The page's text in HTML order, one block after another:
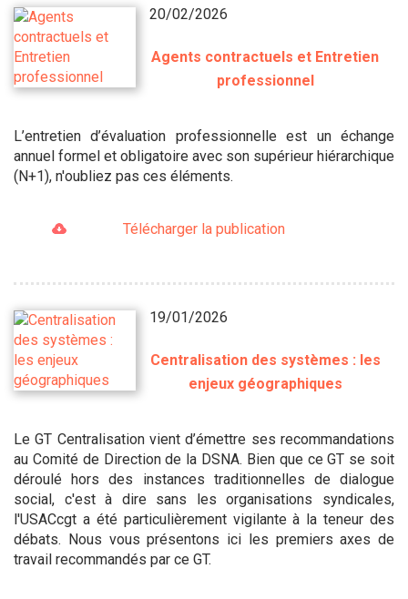
20/02/2026
Agents contractuels et Entretien
professionnel
L’entretien d’évaluation professionnelle est un échange
annuel formel et obligatoire avec son supérieur hiérarchique
(N+1), n'oubliez pas ces éléments.
Télécharger la publication
19/01/2026
Centralisation des systèmes : les
enjeux géographiques
Le GT Centralisation vient d’émettre ses recommandations
au Comité de Direction de la DSNA. Bien que ce GT se soit
déroulé hors des instances traditionnelles de dialogue
social, c'est à dire sans les organisations syndicales,
l'USACcgt a été particulièrement vigilante à la teneur des
débats. Nous vous présentons ici les premiers axes de
travail recommandés par ce GT.